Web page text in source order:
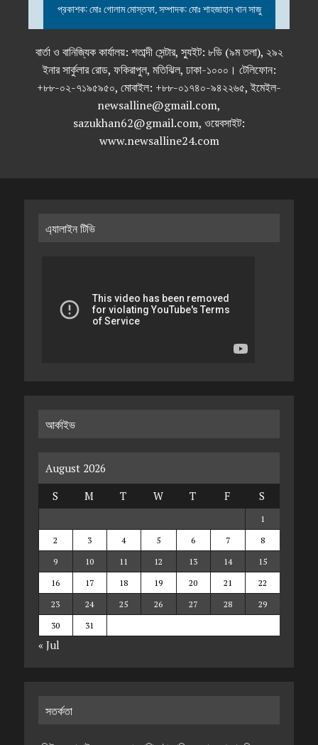
প্রকাশক: মোঃ গোলাম মোস্তফা, সম্পাদক: মোঃ শাহজাহান খান সাজু
বার্তা ও বানিজ্যিক কার্যালয়: শতাব্দী সেন্টার, স্যুইট: ৮ডি (৯ম তলা), ২৯২
ইনার সার্কুলার রোড, ফকিরাপুল, মতিঝিল, ঢাকা-১০০০। টেলিফোন:
+৮৮-০২-৭১৯৫৯৫০, মোবাইল: +৮৮-০১৭৪০-৯৪২২৬৫, ইমেইল-
newsalline@gmail.com,
sazukhan62@gmail.com, ওয়েবসাইট:
www.newsalline24.com
এ্যালাইন টিভি
আর্কাইভ
August 2026
S
M T W T F S
1
2
3 4 5 6 7
8
9
10 11 12 13 14
15
16
17 18 19 20 21
22
23
24 25 26 27 28
29
30
31
« Jul
সতর্কতা